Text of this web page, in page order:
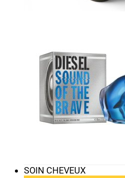
SOIN CHEVEUX